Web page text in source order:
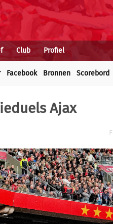
Club Profiel
Facebook Bronnen Scorebord
Ajax